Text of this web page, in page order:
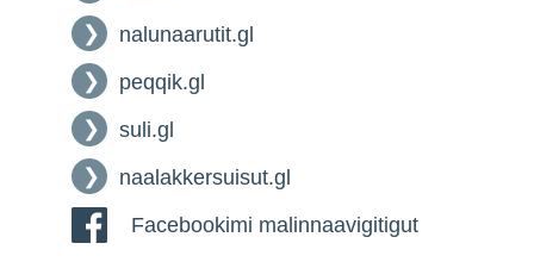
nalunaarutit.gl
peqqik.gl
suli.gl
naalakkersuisut.gl
Facebookimi malinnaavigitigut